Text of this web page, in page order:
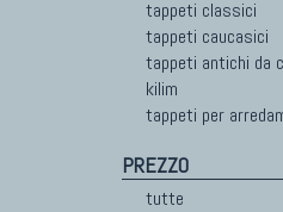
TAPPETI
Tappeti
Tappeti
Tappeti
Tappeti
tappeti classici
tappeti caucasici
tappeti antichi da
kilim
tappeti per
PREZZO
tutte